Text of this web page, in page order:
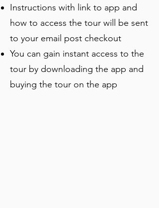
Instructions with link to app and
how to access the tour will be sent
to your email post checkout
You can gain instant access to the
tour by downloading the app and
buying the tour on the app